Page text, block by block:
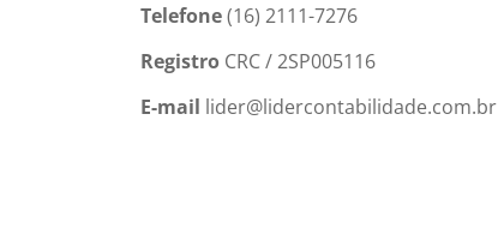
Telefone(16) 2111-7276
Registro CRC / 2SP005116
E-mail lider@lidercontabilidade.com.br